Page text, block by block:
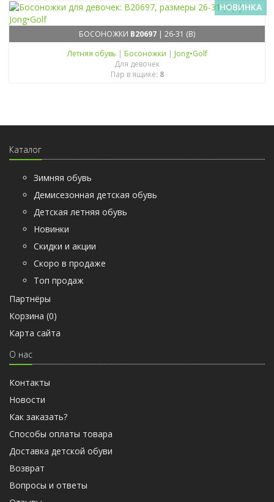
НОВИНКА
БОСОНОЖКИ B20697 | 26-31 (B)
Летняя обувь | Босоножки | Jong•Golf
Для девочек
Пар в ящике: 8
Каталог
Зимняя обувь
Демисезонная детская обувь
Детская летняя обувь
Новинки
Скидки и акции
Скоро в продаже
Топ продаж
Партнёры
Корзина (0)
Карта сайта
О нас
Контакты
Новости
Как заказать?
Способы оплаты товара
Доставка детской обуви
Возврат
Вопросы и ответы